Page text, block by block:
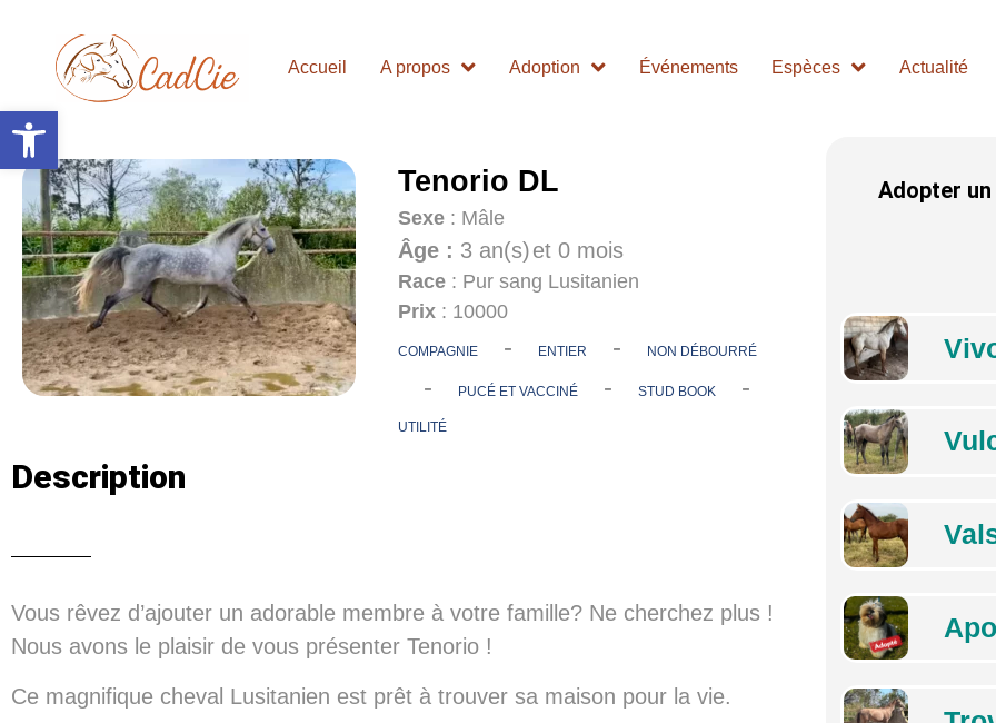
Ouvrir la barre d’outils
Accueil A propos Adoption Événements Espèces Actualité
Tenorio DL
Sexe : Mâle
Âge : 3 an(s)et 0 mois
Race : Pur sang Lusitanien
Prix : 10000
COMPAGNIE - ENTIER - NON DÉBOURRÉ
- PUCÉ ET VACCINÉ - STUD BOOK -
UTILITÉ
Description
Vous rêvez d’ajouter un adorable membre à votre famille? Ne cherchez plus !
Nous avons le plaisir de vous présenter Tenorio !
Ce magnifique cheval Lusitanien est prêt à trouver sa maison pour la vie.
Adopter